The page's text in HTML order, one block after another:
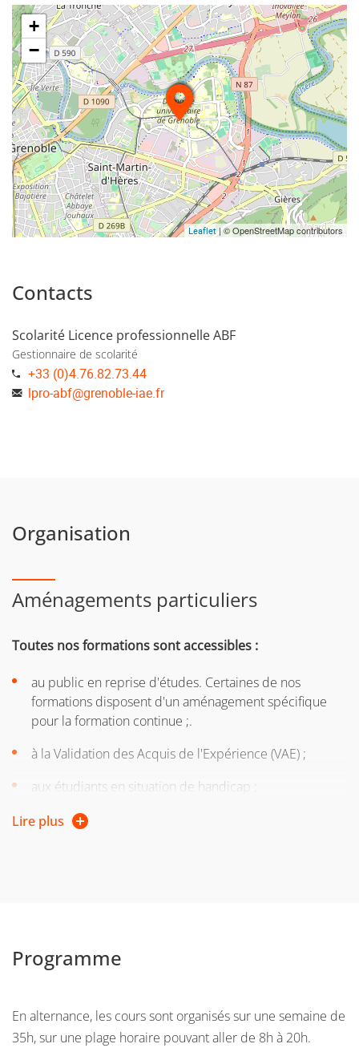
+
−
Leaflet| © OpenStreetMap contributors
Contacts
Scolarité Licence professionnelle ABF
Gestionnaire de scolarité
+33 (0)4.76.82.73.44
lpro-abf@grenoble-iae.fr
Organisation
Aménagements particuliers
Toutes nos formations sont accessibles :
au public en reprise d'études. Certaines de nos
formations disposent d'un aménagement spécifique
pour la formation continue ;.
à la Validation des Acquis de l'Expérience (VAE) ;
aux étudiants en situation de handicap ;
aux étudiants bénéficiant d'un statut spécial : artiste ou
Lire plus
Programme
En alternance, les cours sont organisés sur une semaine de
35h, sur une plage horaire pouvant aller de 8h à 20h.